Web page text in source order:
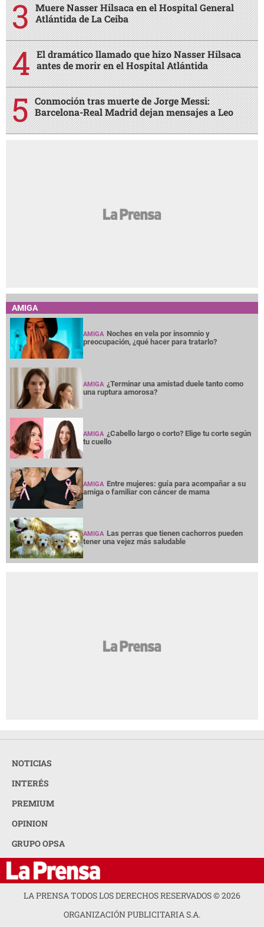
Muere Nasser Hilsaca en el Hospital General
Atlántida de La Ceiba
El dramático llamado que hizo Nasser Hilsaca
antes de morir en el Hospital Atlántida
Conmoción tras muerte de Jorge Messi:
Barcelona-Real Madrid dejan mensajes a Leo
AMIGA
AMIGA Noches en vela por insomnio y
preocupación, ¿qué hacer para tratarlo?
AMIGA ¿Terminar una amistad duele tanto como
una ruptura amorosa?
AMIGA ¿Cabello largo o corto? Elige tu corte según
tu cuello
AMIGA Entre mujeres: guía para acompañar a su
amiga o familiar con cáncer de mama
AMIGA Las perras que tienen cachorros pueden
tener una vejez más saludable
NOTICIAS
INTERÉS
PREMIUM
OPINION
GRUPO OPSA
LA PRENSA TODOS LOS DERECHOS RESERVADOS ©2026
ORGANIZACIÓN PUBLICITARIA S.A.